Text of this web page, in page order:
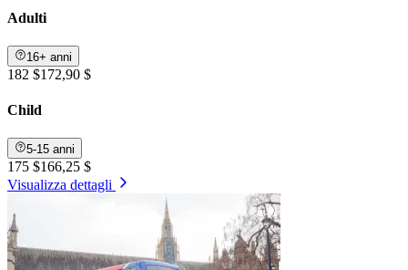
Adulti
16+ anni
182 $172,90 $
Child
5-15 anni
175 $166,25 $
Visualizza dettagli